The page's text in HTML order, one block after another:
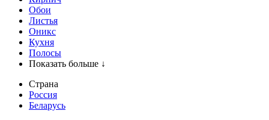
Обои
Листья
Оникс
Кухня
Полосы
Показать больше ↓
Страна
Россия
Беларусь